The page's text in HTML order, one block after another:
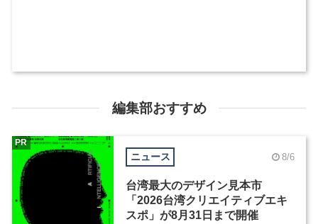
編集部おすすめ
ニュース 8/6
台湾最大のデザイン見本市
「2026台湾クリエイティブエキ
スポ」が8月31日まで開催
PR